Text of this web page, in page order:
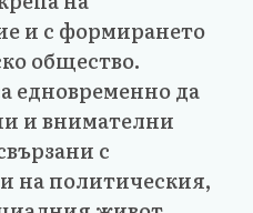
и с формирането
общество.
едновременно да
и внимателни
с
на политическия,